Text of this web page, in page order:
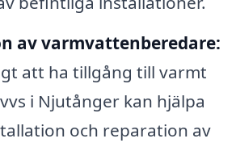
av varmvattenberedare:
att ha tillgång till varmt
i Njutånger kan hjälpa
och reparation av